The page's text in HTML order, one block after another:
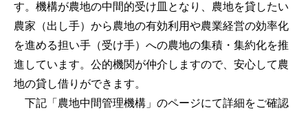
す。機構が農地の中間的受け皿となり、農地を貸したい
農家（出し手）から農地の有効利用や農業経営の効率化
を進める担い手（受け手）への農地の集積・集約化を推
進しています。公的機関が仲介しますので、安心して農
地の貸し借りができます。
下記「農地中間管理機構」のページにて詳細をご確認